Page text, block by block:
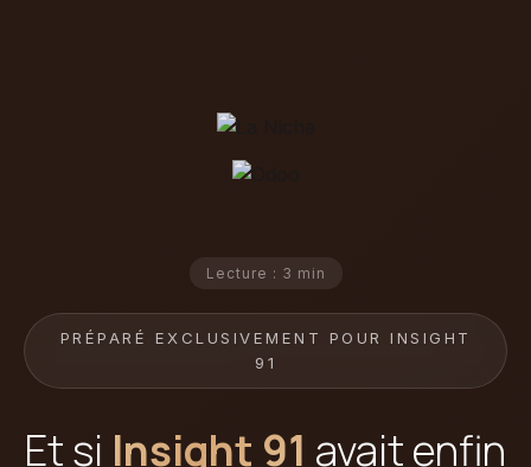
Lecture : 3 min
PRÉPARÉ EXCLUSIVEMENT POUR INSIGHT
91
Et si Insight 91 avait enfin